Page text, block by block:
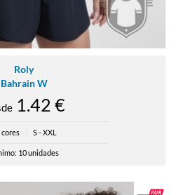
Roly
Bahrain W
1.42 €
cores S - XXL
10 unidades